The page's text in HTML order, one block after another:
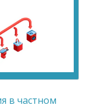
в частном